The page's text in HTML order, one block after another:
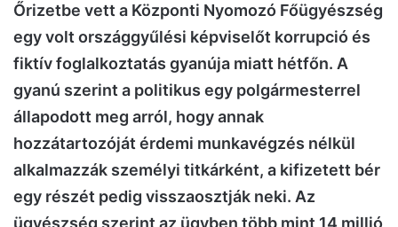
Őrizetbe vett a Központi Nyomozó Főügyészség
egy volt országgyűlési képviselőt korrupció és
fiktív foglalkoztatás gyanúja miatt hétfőn. A
gyanú szerint a politikus egy polgármesterrel
állapodott meg arról, hogy annak
hozzátartozóját érdemi munkavégzés nélkül
alkalmazzák személyi titkárként, a kifizetett bér
egy részét pedig visszaosztják neki. Az